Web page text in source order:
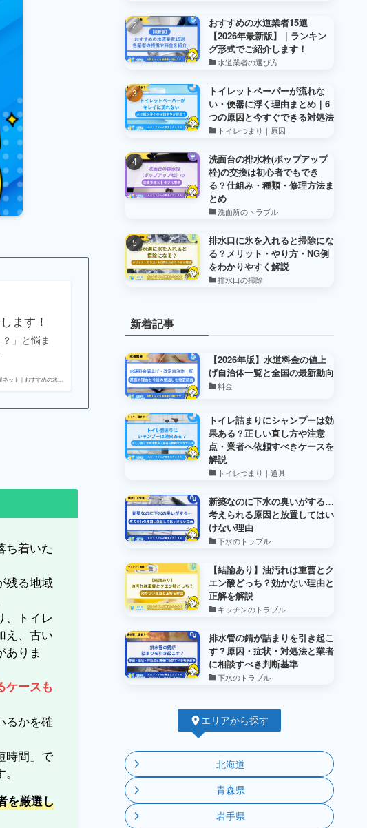
ネット｜おすすめの水...
ます！
」と悩ま
ち着いた
残る地域
、トイレ
え、古い
ありま
ケースも
るかを確
時間」で
を厳選し
おすすめの水道業者15選
【2026年最新版】｜ランキン
グ形式でご紹介します！
水道業者の選び方
トイレットペーパーが流れな
い・便器に浮く理由まとめ｜6
つの原因と今すぐできる対処法
トイレつまり｜原因
洗面台の排水栓(ポップアップ
栓)の交換は初心者でもでき
る？仕組み・種類・修理方法ま
とめ
洗面所のトラブル
排水口に氷を入れると掃除にな
る？メリット・やり方・NG例
をわかりやすく解説
排水口の掃除
新着記事
【2026年版】水道料金の値上
げ自治体一覧と全国の最新動向
料金
トイレ詰まりにシャンプーは効
果ある？正しい直し方や注意
点・業者へ依頼すべきケースを
解説
トイレつまり｜道具
新築なのに下水の臭いがする…
考えられる原因と放置してはい
けない理由
下水のトラブル
【結論あり】油汚れは重曹とク
エン酸どっち？効かない理由と
正解を解説
キッチンのトラブル
排水管の錆が詰まりを引き起こ
す？原因・症状・対処法と業者
に相談すべき判断基準
下水のトラブル
エリアから探す
北海道
青森県
岩手県